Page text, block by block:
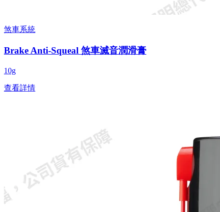
煞車系統
Brake Anti-Squeal 煞車滅音潤滑膏
10g
查看詳情